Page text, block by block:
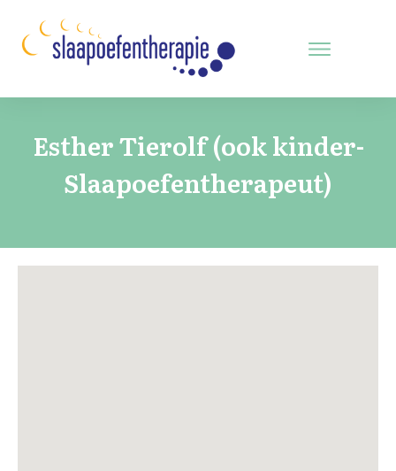
Esther Tierolf (ook kinder-
Slaapoefentherapeut)